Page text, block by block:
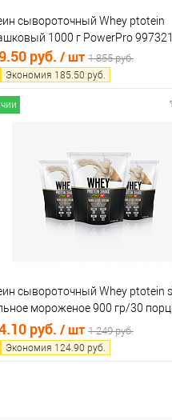
сывороточный Whey ptotein
1000 г PowerPro 997321
руб. / шт 1 855 руб.
Экономия 185.50 руб.
в 1 клик
Сравнение
избранное
В наличии
сывороточный Whey ptotein
мороженое 900 гр/30
997327
руб. / шт 1 249 руб.
Экономия 124.90 руб.